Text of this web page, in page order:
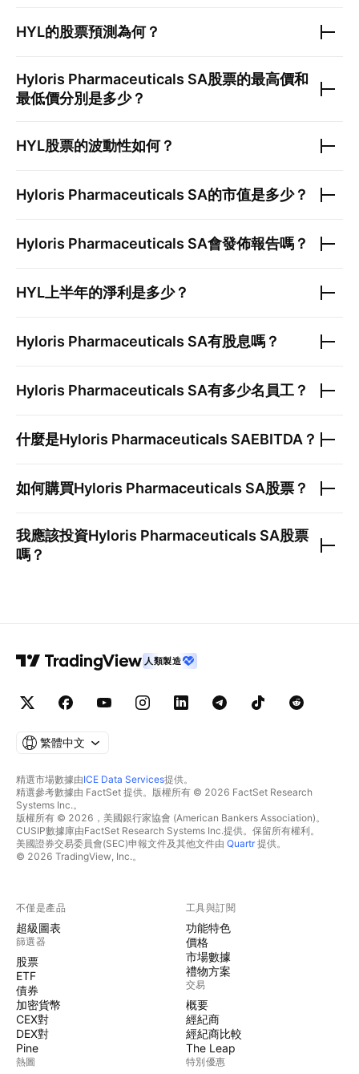
HYL的股票預測為何？
Hyloris Pharmaceuticals SA股票的最高價和
最低價分別是多少？
HYL股票的波動性如何？
Hyloris Pharmaceuticals SA的市值是多少？
Hyloris Pharmaceuticals SA會發佈報告嗎？
HYL 上半年的淨利是多少？
Hyloris Pharmaceuticals SA有股息嗎？
Hyloris Pharmaceuticals SA有多少名員工？
什麼是Hyloris Pharmaceuticals SAEBITDA？
如何購買Hyloris Pharmaceuticals SA股票？
我應該投資Hyloris Pharmaceuticals SA股票
嗎？
人類製造
繁體中文
精選市場數據由ICE Data Services提供。
精選參考數據由 FactSet 提供。版權所有 © 2026 FactSet Research
Systems Inc.。
版權所有 © 2026，美國銀行家協會 (American Bankers Association)。
CUSIP數據庫由FactSet Research Systems Inc.提供。保留所有權利。
美國證券交易委員會(SEC)申報文件及其他文件由 Quartr提供。
© 2026 TradingView, Inc.。
不僅是產品
超級圖表
篩選器
股票
ETF
債券
加密貨幣
CEX對
DEX對
Pine
熱圖
工具與訂閱
功能特色
價格
市場數據
禮物方案
交易
概要
經紀商
經紀商比較
The Leap
特別優惠